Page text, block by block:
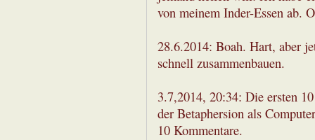
von meinem Inder-Essen ab.
28.6.2014: Boah. Hart, aber
schnell zusammenbauen.
3.7,2014, 20:34: Die ersten
der Betaphersion als
10 Kommentare.